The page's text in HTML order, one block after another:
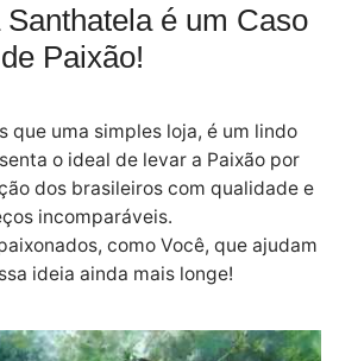
é um Caso
de Paixão!
que uma simples loja, é um lindo
o ideal de levar a Paixão por
dos brasileiros com qualidade e
incomparáveis.
como Você, que ajudam
ideia ainda mais longe!